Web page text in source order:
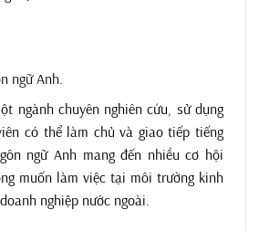
ngữ Anh.
ngành chuyên nghiên cứu, sử dụng
có thể làm chủ và giao tiếp tiếng
ngữ Anh mang đến nhiều cơ hội
muốn làm việc tại môi trường kinh
nghiệp nước ngoài.